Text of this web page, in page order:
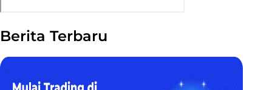
Berita Terbaru